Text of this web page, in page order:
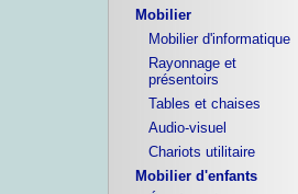
Mobilier
Mobilier d'informatique
Rayonnage et
présentoirs
Tables et chaises
Audio-visuel
Chariots utilitaire
Mobilier d'enfants